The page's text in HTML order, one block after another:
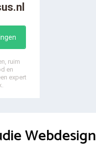
ruim
en
expert
Webdesign